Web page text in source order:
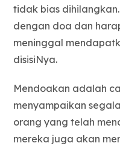
tidak bias
dengan doa dan
meninggal
disisiNya.
Mendoakan adalah
menyampaikan
orang yang telah
mereka juga akan